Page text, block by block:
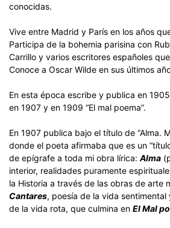
conocidas.
Vive entre Madrid y París en los años
Participa de la bohemia parisina con
Carrillo y varios escritores españoles
Conoce a Oscar Wilde en sus últimos
En esta época escribe y publica en 1905
en 1907 y en 1909 “El mal poema”.
En 1907 publica bajo el título de “Alma.
donde el poeta afirmaba que es un
de epígrafe a toda mi obra lírica: Alma
interior, realidades puramente
la Historia a través de las obras de arte
Cantares, poesía de la vida sentimental
de la vida rota, que culmina en El Mal